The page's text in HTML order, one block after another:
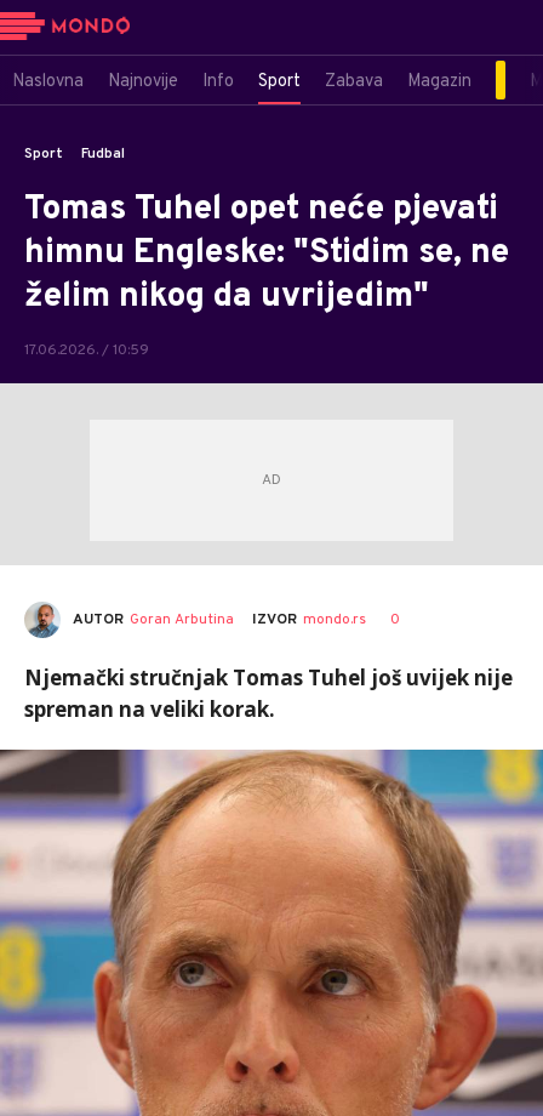
Naslovna Najnovije Info Sport Zabava Magazin
Sport Fudbal
Tomas Tuhel opet neće pjevati
himnu Engleske: "Stidim se, ne
želim nikog da uvrijedim"
17.06.2026. / 10:59
AUTOR Goran Arbutina IZVOR mondo.rs 0
Njemački stručnjak Tomas Tuhel još uvijek nije
spreman na veliki korak.